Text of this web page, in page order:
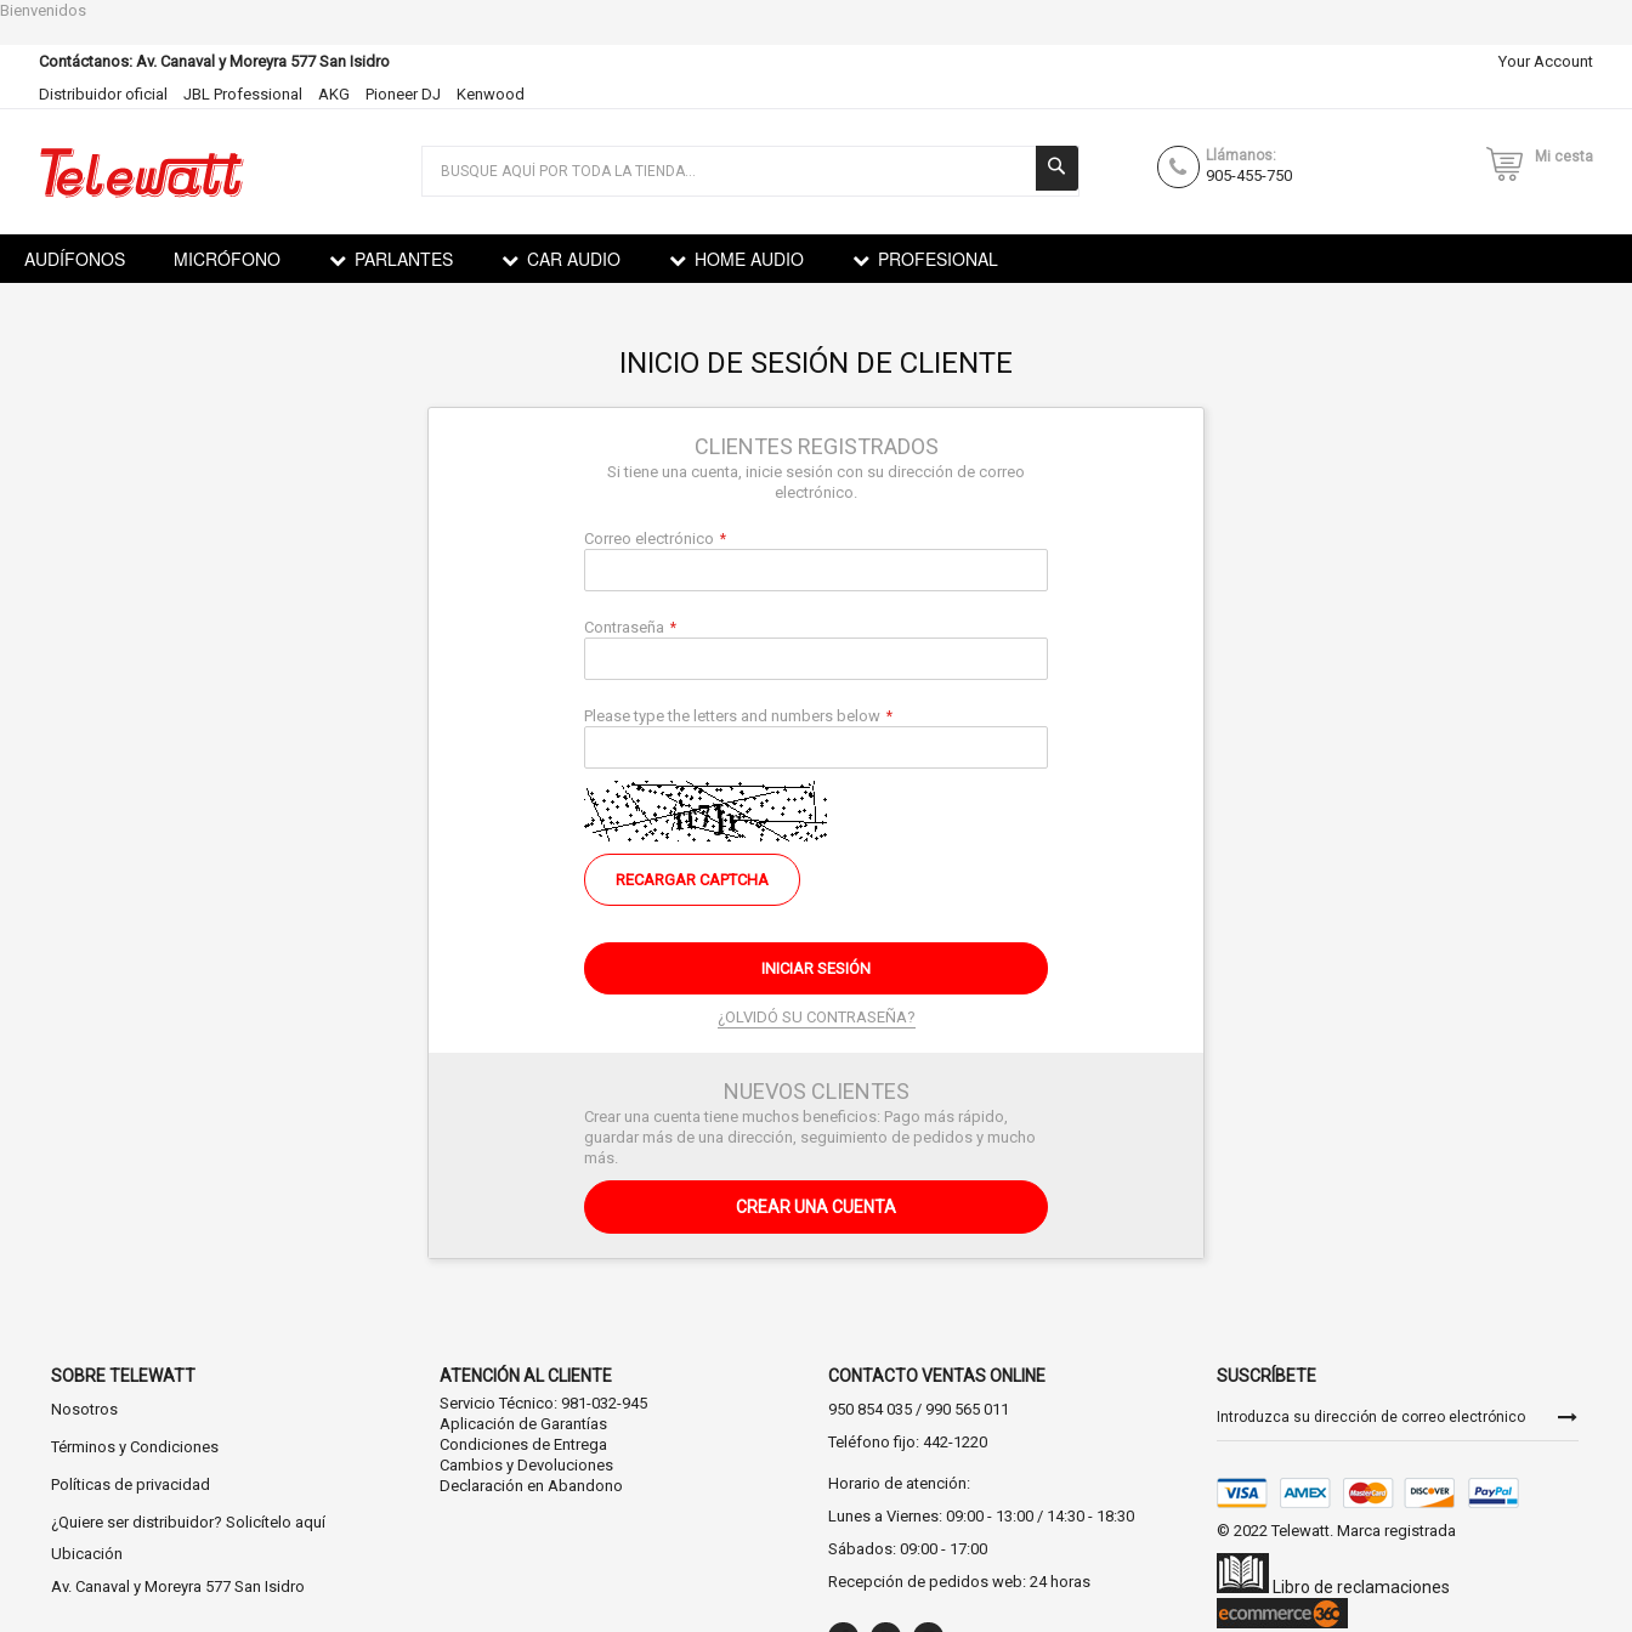
Bienvenidos
Contáctanos: Av. Canaval y Moreyra 577 San Isidro
Distribuidor oficial
JBL Professional AKG Pioneer DJ Kenwood
Your Account
Llámanos:
905-455-750
Mi cesta
contenido
AUDÍFONOS MICRÓFONO PARLANTES CAR AUDIO HOME AUDIO PROFESIONAL
INICIO DE SESIÓN DE CLIENTE
CLIENTES REGISTRADOS
Si tiene una cuenta, inicie sesión con su dirección de correo
electrónico.
Correo electrónico
Contraseña
Please type the letters and numbers below
RECARGAR CAPTCHA
INICIAR SESIÓN
¿OLVIDÓ SU CONTRASEÑA?
NUEVOS CLIENTES
Crear una cuenta tiene muchos beneficios: Pago más rápido,
guardar más de una dirección, seguimiento de pedidos y mucho
más.
CREAR UNA CUENTA
SOBRE TELEWATT
Nosotros
Términos y Condiciones
Políticas de privacidad
¿Quiere ser distribuidor? Solicítelo aquí
Ubicación
Av. Canaval y Moreyra 577 San Isidro
ATENCIÓN AL CLIENTE
Servicio Técnico: 981-032-945
Aplicación de Garantías
Condiciones de Entrega
Cambios y Devoluciones
Declaración en Abandono
CONTACTO VENTAS ONLINE
950 854 035 / 990 565 011
Teléfono fijo: 442-1220
Horario de atención:
Lunes a Viernes: 09:00 - 13:00 / 14:30 - 18:30
Sábados: 09:00 - 17:00
Recepción de pedidos web: 24 horas
SUSCRÍBETE
a
nuestro
de
noticias:
© 2022 Telewatt. Marca registrada
Libro de reclamaciones